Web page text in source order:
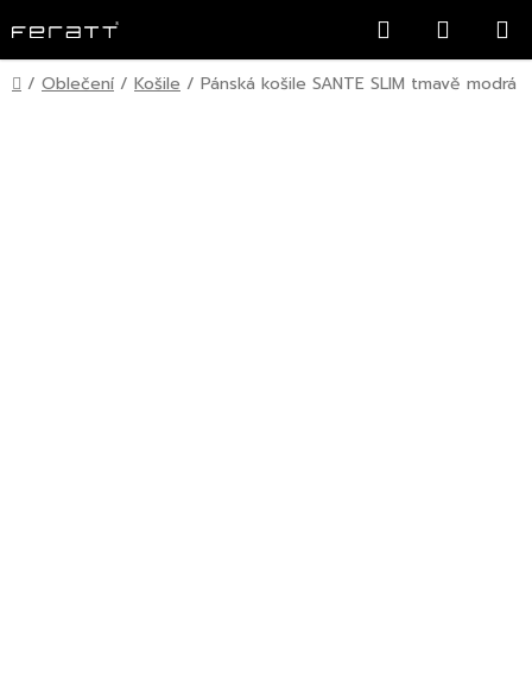
na
obsah
Hledat
KOŠÍK
Domů
/ Oblečení / Košile / Pánská košile SANTE SLIM tmavě modrá